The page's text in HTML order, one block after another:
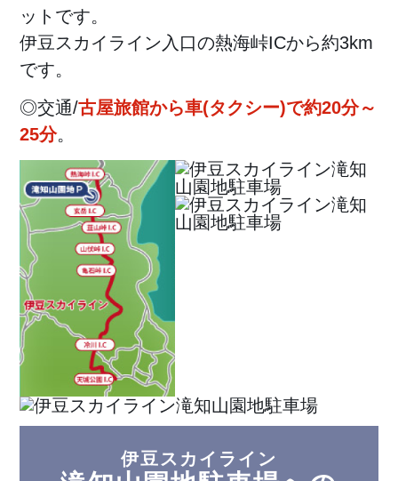
ットです。
伊豆スカイライン入口の熱海峠ICから約3km
です。
◎交通/古屋旅館から車(タクシー)で約20分～
25分。
伊豆スカイライン